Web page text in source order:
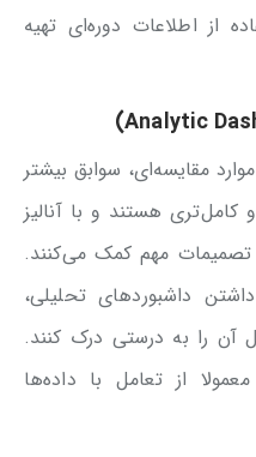
از اطلاعات دوره‌ای تهیه
مقایسه‌ای، سوابق بیشتر
هستند و با آنالیز
تصمیمات مهم کمک می‌کنند.
داشبوردهای تحلیلی،
آن را به درستی درک کنند.
از تعامل با داده‌ها